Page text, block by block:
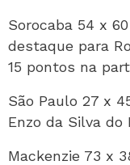
Sorocaba 54 x
destaque para
15 pontos na
São Paulo 27 x
Enzo da Silva
Mackenzie 73 x